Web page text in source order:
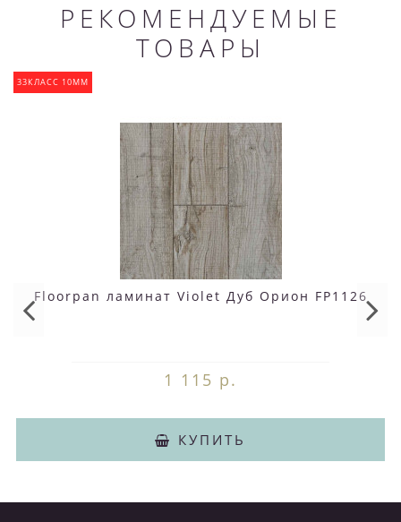
РЕКОМЕНДУЕМЫЕ
ТОВАРЫ
33КЛАСС 10ММ
Floorpan ламинат Violet Дуб Орион FP1126
1 115 р.
КУПИТЬ